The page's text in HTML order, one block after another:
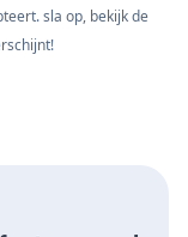
sla op, bekijk de